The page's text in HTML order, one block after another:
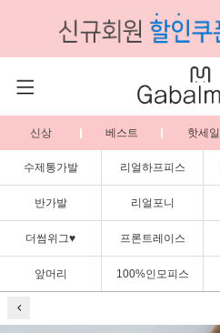
신상 베스트 핫세일
수제통가발 리얼하프피스
반가발 리얼포니
더썸위그♥ 프론트레이스
앞머리 100%인모피스